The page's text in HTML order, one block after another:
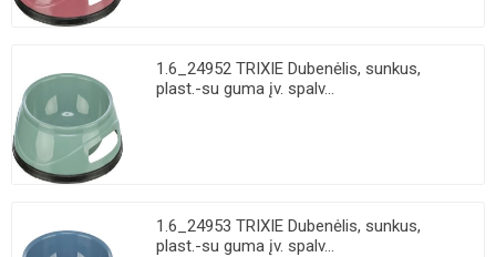
1.6_24952 TRIXIE Dubenėlis, sunkus,
plast.-su guma įv. spalv...
1.6_24953 TRIXIE Dubenėlis, sunkus,
plast.-su guma įv. spalv...